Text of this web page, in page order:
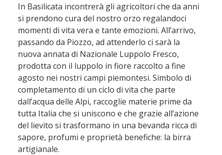
In Basilicata incontrerà gli agricoltori che da anni
si prendono cura del nostro orzo regalandoci
momenti di vita vera e tante emozioni. All’arrivo,
passando da Piozzo, ad attenderlo ci sarà la
nuova annata di Nazionale Luppolo Fresco,
prodotta con il luppolo in fiore raccolto a fine
agosto nei nostri campi piemontesi. Simbolo di
completamento di un ciclo di vita che parte
dall’acqua delle Alpi, raccoglie materie prime da
tutta Italia che si uniscono e che grazie all’azione
del lievito si trasformano in una bevanda ricca di
sapore, profumi e proprietà benefiche: la birra
artigianale.